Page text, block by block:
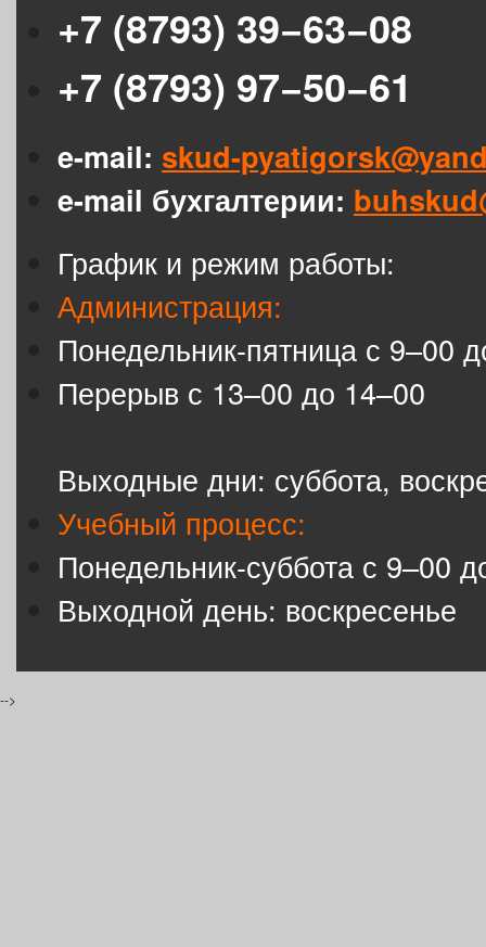
+7 (8793) 39−63−08
+7 (8793) 97−50−61
e-mail: skud-
e-mail бухгалтерии:
График и режим работы:
Администрация:
Понедельник-пятница с 9–00
Перерыв с 13–00 до 14–00
Выходные дни: суббота,
Учебный процесс:
Понедельник-суббота с 9–00
Выходной день: воскресенье
-->